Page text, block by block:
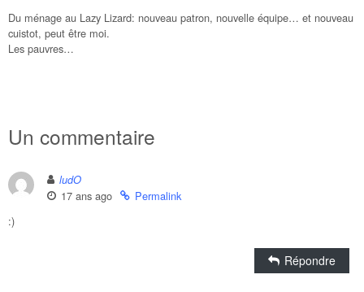
Du ménage au Lazy Lizard: nouveau patron, nouvelle équipe… et nouveau
cuistot, peut être moi.
Les pauvres…
Un commentaire
ludO
17 ans ago
Permalink
:)
Répondre